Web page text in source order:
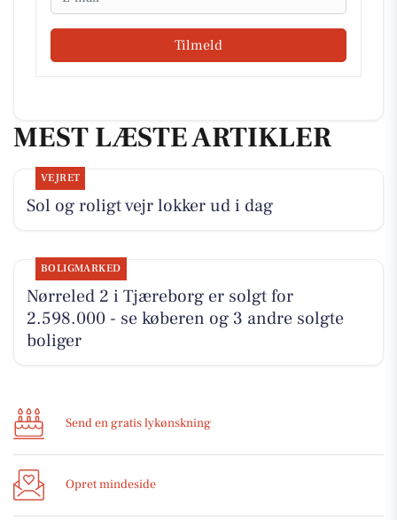
Tilmeld
MEST LÆSTE ARTIKLER
VEJRET
Sol og roligt vejr lokker ud i dag
BOLIGMARKED
Nørreled 2 i Tjæreborg er solgt for
2.598.000 - se køberen og 3 andre solgte
boliger
Send en gratis lykønskning
Opret mindeside